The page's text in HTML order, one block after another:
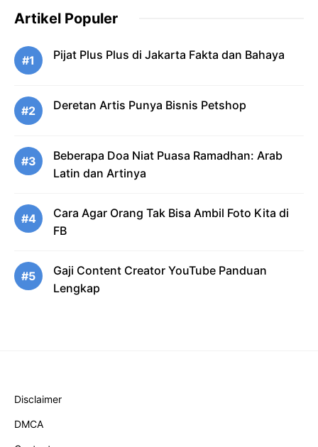
Artikel Populer
#1 Pijat Plus Plus di Jakarta Fakta dan Bahaya
#2 Deretan Artis Punya Bisnis Petshop
#3
Beberapa Doa Niat Puasa Ramadhan: Arab
Latin dan Artinya
#4
Cara Agar Orang Tak Bisa Ambil Foto Kita di
FB
#5
Gaji Content Creator YouTube Panduan
Lengkap
Disclaimer
DMCA